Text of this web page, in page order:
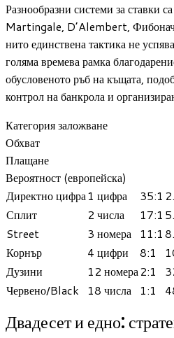
Разнообразни системи за ставки
Martingale, D’Alembert,
нито единствена тактика не
голяма времева рамка
обусловеното ръб на къщата,
контрол на банкрола и
Категория заложване
Обхват
Плащане
Вероятност (европейска)
Директно цифра1 цифра 35:1
Сплит
2 числа 17:1
Street
3 номера 11:1
Корнър
4 цифри 8:1
Дузини
12 номера2:1
Червено/Black
18 числа 1:1
Двадесет и едно: